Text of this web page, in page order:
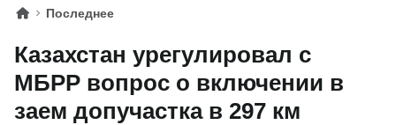
Последнее
Казахстан урегулировал с
МБРР вопрос о включении в
заем допучастка в 297 км